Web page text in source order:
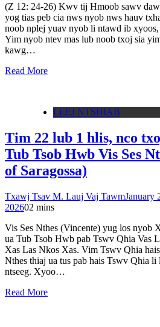
(Z 12: 24-26) Kwv tij Hmoob sawv
yog tias peb cia nws nyob nws hauv
noob nplej yuav nyob li ntawd ib
Yim nyob ntev mas lub noob txoj sia
kawg…
Read More
LEEJ NTSHIAB
Tim 22 lub 1 hlis, nco
Tub Tsob Hwb Vis Ses
of Saragossa)
Txawj Tsav M. Lauj Vaj TawmJanuary
202602 mins
Vis Ses Nthes (Vincente) yug los nyob
ua Tub Tsob Hwb pab Tswv Qhia Vas
Xas Las Nkos Xas. Vim Tswv Qhia
Nthes thiaj ua tus pab hais Tswv Qhia li
ntseeg. Xyoo…
Read More